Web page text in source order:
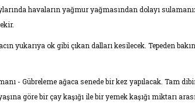
havaların yağmur yağmasından dolayı
yukarıya ok gibi çıkan dalları kesilecek. Tepeden
- Gübreleme ağaca senede bir kez yapılacak. Tam
göre bir çay kaşığı ile bir yemek kaşığı miktarı